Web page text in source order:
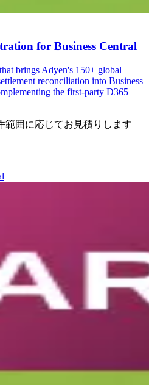
for Business Central
brings Adyen's 150+ global
reconciliation into Business
the first-party D365
囲に応じてお見積りします